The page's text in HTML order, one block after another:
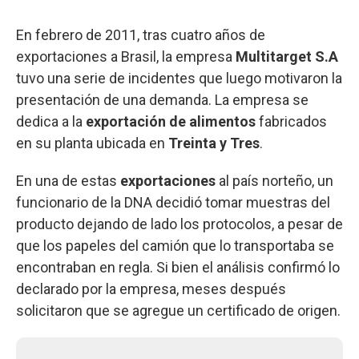
En febrero de 2011, tras cuatro años de
exportaciones a Brasil, la empresa Multitarget S.A
tuvo una serie de incidentes que luego motivaron la
presentación de una demanda. La empresa se
dedica a la exportación de alimentosfabricados
en su planta ubicada en Treinta y Tres.
En una de estas exportaciones al país norteño, un
funcionario de la DNA decidió tomar muestras del
producto dejando de lado los protocolos, a pesar de
que los papeles del camión que lo transportaba se
encontraban en regla. Si bien el análisis confirmó lo
declarado por la empresa, meses después
solicitaron que se agregue un certificado de origen.